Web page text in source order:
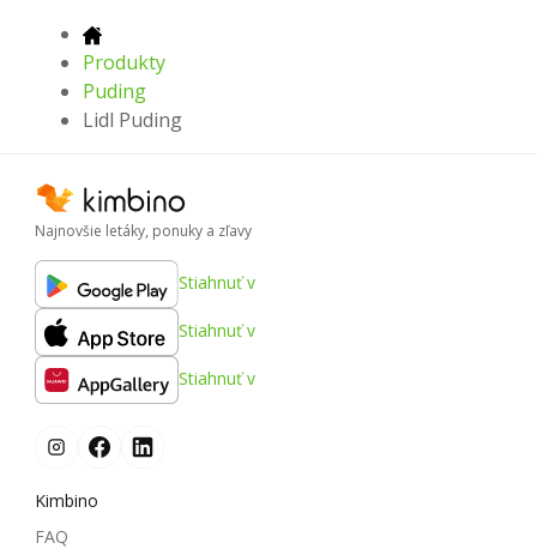
Produkty
Puding
Lidl Puding
Najnovšie letáky, ponuky a zľavy
Stiahnuť v
Stiahnuť v
Stiahnuť v
Kimbino
FAQ